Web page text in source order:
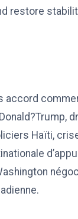
restore
accord
Haïti,